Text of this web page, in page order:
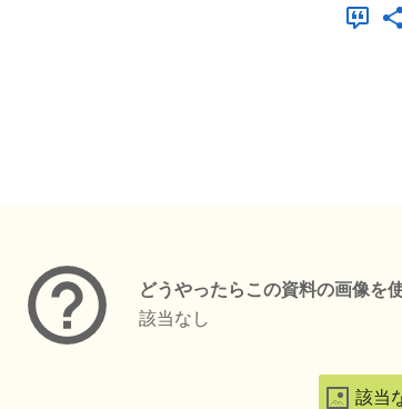
どうやったらこの資料の画像を
該当なし
該当